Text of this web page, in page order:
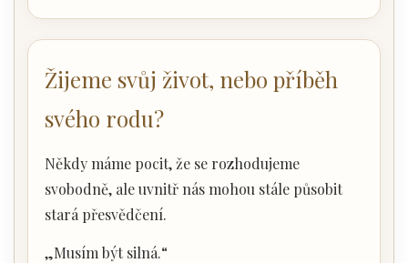
Žijeme svůj život, nebo příběh
svého rodu?
Někdy máme pocit, že se rozhodujeme
svobodně, ale uvnitř nás mohou stále působit
stará přesvědčení.
„Musím být silná.“